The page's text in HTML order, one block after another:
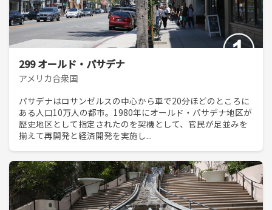
299 オールド・パサデナ
アメリカ合衆国
パサデナはロサンゼルスの中心から車で20分ほどのところに
ある人口10万人の都市。1980年にオールド・パサデナ地区が
歴史地区として指定されたのを契機として、官民が足並みを
揃えて再開発と経済開発を実施し...